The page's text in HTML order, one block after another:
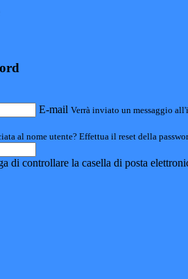
E-mail Verrà inviato un messaggio
al nome utente? Effettua il reset della
di controllare la casella di posta